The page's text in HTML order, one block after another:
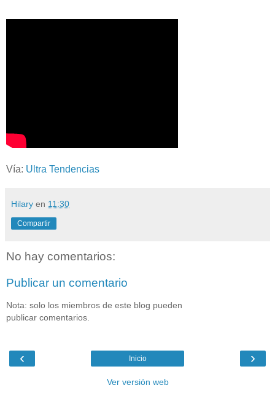
Vía: Ultra Tendencias
Hilary en 11:30
Compartir
No hay comentarios:
Publicar un comentario
Nota: solo los miembros de este blog pueden
publicar comentarios.
‹ ›
Inicio
Ver versión web